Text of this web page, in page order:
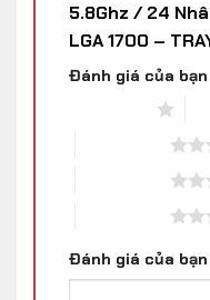
5.8Ghz / 24
LGA 1700 –
Đánh giá của bạn
Đánh giá của bạn